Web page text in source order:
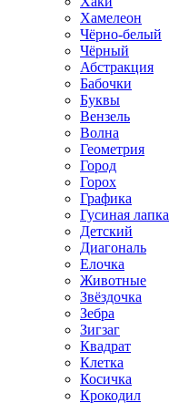
Хамелеон
Чёрно-белый
Чёрный
Абстракция
Бабочки
Буквы
Вензель
Волна
Геометрия
Город
Горох
Графика
Гусиная лапка
Детский
Диагональ
Елочка
Животные
Звёздочка
Зебра
Зигзаг
Квадрат
Клетка
Косичка
Крокодил